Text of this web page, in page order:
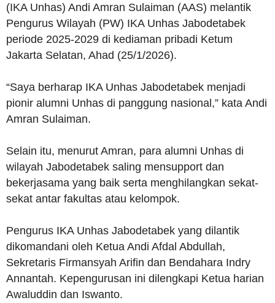
(IKA Unhas) Andi Amran Sulaiman (AAS) melantik
Pengurus Wilayah (PW) IKA Unhas Jabodetabek
periode 2025-2029 di kediaman pribadi Ketum
Jakarta Selatan, Ahad (25/1/2026).
“Saya berharap IKA Unhas Jabodetabek menjadi
pionir alumni Unhas di panggung nasional,” kata Andi
Amran Sulaiman.
Selain itu, menurut Amran, para alumni Unhas di
wilayah Jabodetabek saling mensupport dan
bekerjasama yang baik serta menghilangkan sekat-
sekat antar fakultas atau kelompok.
Pengurus IKA Unhas Jabodetabek yang dilantik
dikomandani oleh Ketua Andi Afdal Abdullah,
Sekretaris Firmansyah Arifin dan Bendahara Indry
Annantah. Kepengurusan ini dilengkapi Ketua harian
Awaluddin dan Iswanto.